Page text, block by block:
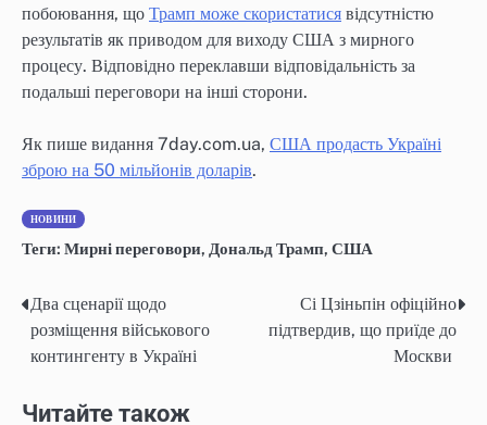
побоювання, що Трамп може скористатися відсутністю
результатів як приводом для виходу США з мирного
процесу. Відповідно переклавши відповідальність за
подальші переговори на інші сторони.
Як пише видання 7day.com.ua, США продасть Україні
зброю на 50 мільйонів доларів.
НОВИНИ
Теги: Мирні переговори, Дональд Трамп, США
Навігація
записів
Два сценарії щодо
розміщення військового
контингенту в Україні
Сі Цзіньпін офіційно
підтвердив, що приїде до
Москви
Читайте також